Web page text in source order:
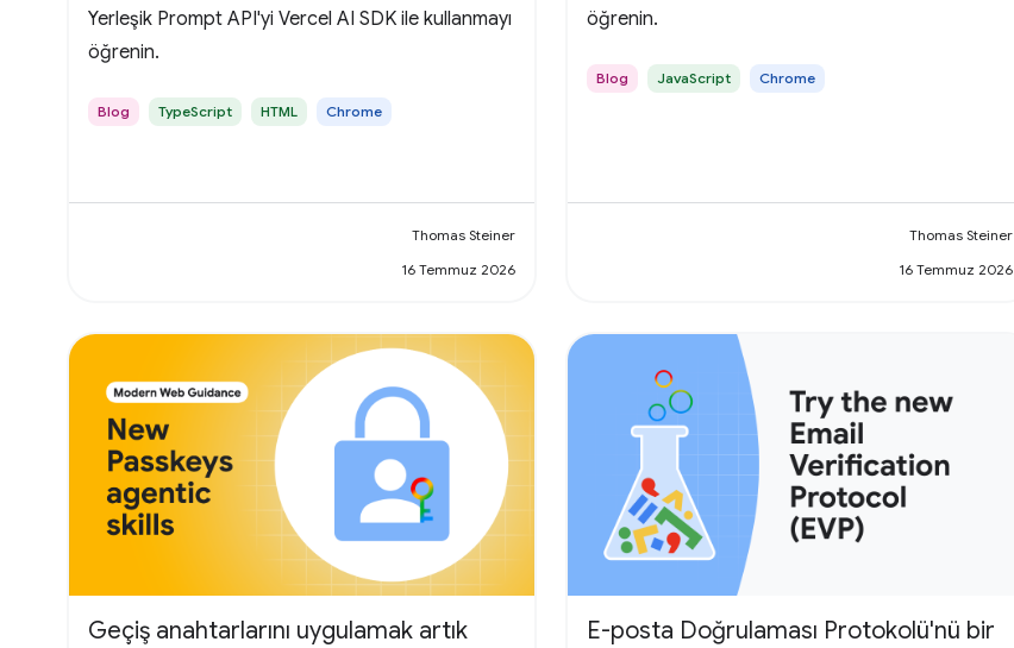
Yerleşik Prompt API'yi Vercel AI SDK ile kullanmayı
öğrenin.
Blog TypeScript HTML Chrome
Thomas Steiner
16 Temmuz 2026
öğrenin.
Blog JavaScript Chrome
Thomas Steiner
16 Temmuz 2026
Geçiş anahtarlarını uygulamak artık
E-posta Doğrulaması Protokolü'nü bir